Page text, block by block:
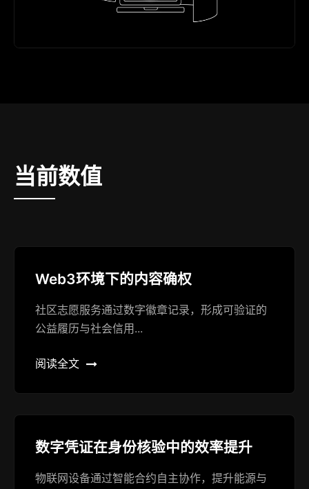
当前数值
Web3环境下的内容确权
社区志愿服务通过数字徽章记录，形成可验证的
公益履历与社会信用...
阅读全文
数字凭证在身份核验中的效率提升
物联网设备通过智能合约自主协作，提升能源与